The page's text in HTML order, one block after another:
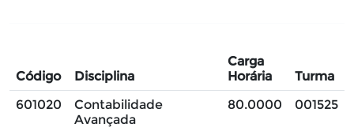
Código Disciplina
Carga
Horária
Turma
601020
Contabilidade
Avançada
80.0000 001525